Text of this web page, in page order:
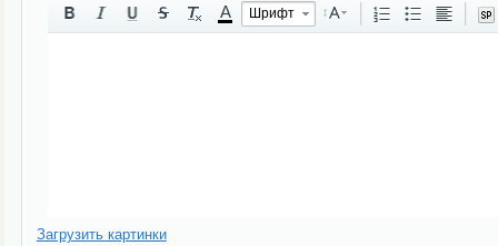
A Шрифт
Загрузить картинки